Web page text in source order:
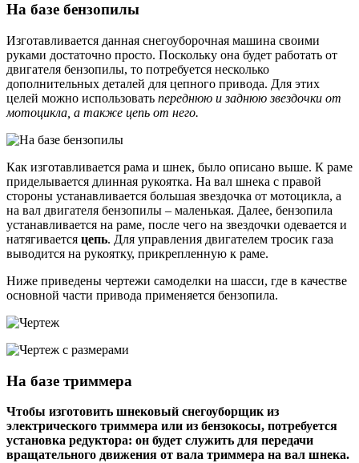
На базе бензопилы
Изготавливается данная снегоуборочная машина своими
руками достаточно просто. Поскольку она будет работать от
двигателя бензопилы, то потребуется несколько
дополнительных деталей для цепного привода. Для этих
целей можно использовать переднюю и заднюю звездочки от
мотоцикла, а также цепь от него.
Как изготавливается рама и шнек, было описано выше. К раме
приделывается длинная рукоятка. На вал шнека с правой
стороны устанавливается большая звездочка от мотоцикла, а
на вал двигателя бензопилы – маленькая. Далее, бензопила
устанавливается на раме, после чего на звездочки одевается и
натягивается цепь. Для управления двигателем тросик газа
выводится на рукоятку, прикрепленную к раме.
Ниже приведены чертежи самоделки на шасси, где в качестве
основной части привода применяется бензопила.
На базе триммера
Чтобы изготовить шнековый снегоуборщик из
электрического триммера или из бензокосы, потребуется
установка редуктора: он будет служить для передачи
вращательного движения от вала триммера на вал шнека.